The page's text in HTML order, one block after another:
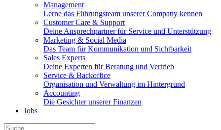
Management
Lerne das Führungsteam unserer Company kennen
Customer Care & Support
Deine Ansprechpartner für Service und Unterstützung
Marketing & Social Media
Das Team für Kommunikation und Sichtbarkeit
Sales Experts
Deine Experten für Beratung und Vertrieb
Service & Backoffice
Organisation und Verwaltung im Hintergrund
Accounting
Die Gesichter unserer Finanzen
Jobs